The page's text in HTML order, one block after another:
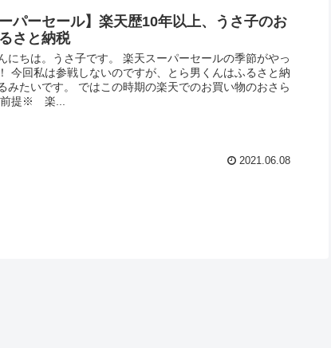
ーパーセール】楽天歴10年以上、うさ子のお
さと納税
にちは。うさ子です。 楽天スーパーセールの季節がやっ
今回私は参戦しないのですが、とら男くんはふるさと納
みたいです。 ではこの時期の楽天でのお買い物のおさら
提※ 楽...
2021.06.08